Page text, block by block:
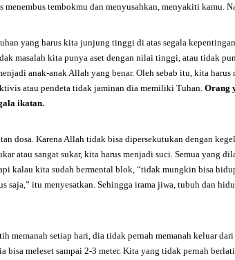
menembus tembokmu dan menyusahkan, menyakiti kamu.
yang harus kita junjung tinggi di atas segala
masalah kita punya aset dengan nilai tinggi, atau tidak
anak-anak Allah yang benar. Oleh sebab itu, kita
atau pendeta tidak jaminan dia memiliki Tuhan. Orang
ikatan.
dosa. Karena Allah tidak bisa dipersekutukan dengan
atau sangat sukar, kita harus menjadi suci. Semua yang
kalau kita sudah bermental blok, “tidak mungkin bisa
saja,” itu menyesatkan. Sehingga irama jiwa, tubuh dan
memanah setiap hari, dia tidak pernah memanah keluar
bisa meleset sampai 2-3 meter. Kita yang tidak pernah